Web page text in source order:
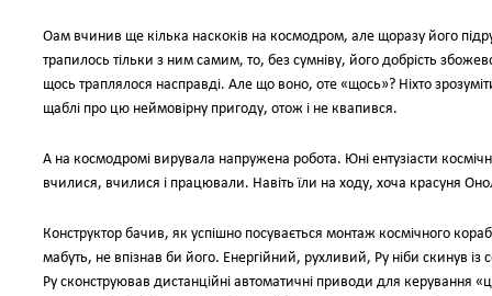
Оам вчинив ще кілька наскоків на космодром, але щоразу його
трапилось тільки з ним самим, то, без сумніву, його добрість
щось траплялося насправді. Але що воно, оте «щось»? Ніхто
щаблі про цю неймовірну пригоду, отож і не квапився.
А на космодромі вирувала напружена робота. Юні ентузіасти
вчилися, вчилися і працювали. Навіть їли на ходу, хоча красуня
Конструктор бачив, як успішно посувається монтаж космічного
мабуть, не впізнав би його. Енергійний, рухливий, Ру ніби скинув
Ру сконструював дистанційні автоматичні приводи для керування